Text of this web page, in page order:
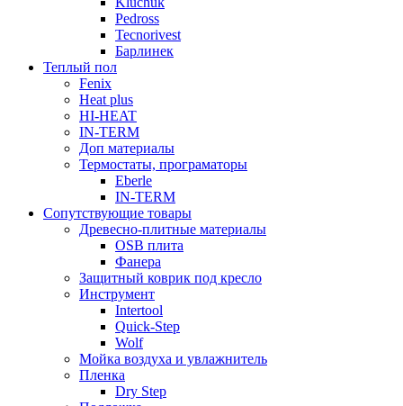
Pedross
Tecnorivest
Барлинек
Теплый пол
Fenix
Heat plus
HI-HEAT
IN-TERM
Доп материалы
Термостаты, програматоры
Eberle
IN-TERM
Сопутствующие товары
Древесно-плитные материалы
OSB плита
Фанера
Защитный коврик под кресло
Инструмент
Intertool
Quick-Step
Wolf
Мойка воздуха и увлажнитель
Пленка
Dry Step